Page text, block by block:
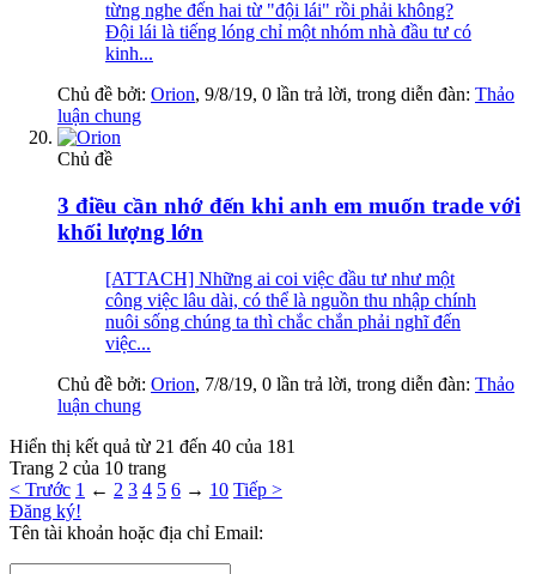
từng nghe đến hai từ "đội lái" rồi phải không?
Đội lái là tiếng lóng chỉ một nhóm nhà đầu tư có
kinh...
Chủ đề bởi: Orion, 9/8/19, 0 lần trả lời, trong diễn đàn: Thảo
luận chung
Chủ đề
3 điều cần nhớ đến khi anh em muốn trade với
khối lượng lớn
[ATTACH] Những ai coi việc đầu tư như một
công việc lâu dài, có thể là nguồn thu nhập chính
nuôi sống chúng ta thì chắc chắn phải nghĩ đến
việc...
Chủ đề bởi: Orion, 7/8/19, 0 lần trả lời, trong diễn đàn: Thảo
luận chung
Hiển thị kết quả từ 21 đến 40 của 181
Trang 2 của 10 trang
< Trước 1 ← 2 3 4 5 6 → 10 Tiếp >
Đăng ký!
Tên tài khoản hoặc địa chỉ Email: